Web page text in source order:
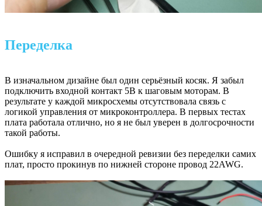
Переделка
В изначальном дизайне был один серьёзный косяк. Я забыл
подключить входной контакт 5В к шаговым моторам. В
результате у каждой микросхемы отсутствовала связь с
логикой управления от микроконтроллера. В первых тестах
плата работала отлично, но я не был уверен в долгосрочности
такой работы.
Ошибку я исправил в очередной ревизии без переделки самих
плат, просто прокинув по нижней стороне провод 22AWG.